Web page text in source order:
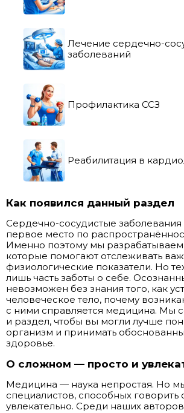
Лечение сердечно-
заболеваний
Профилактика ССЗ
Реабилитация в
Как появился данный раздел
Сердечно-сосудистые
первое место по
Именно поэтому мы
которые помогают отслеживать
физиологические показатели. Но
лишь часть заботы о себе.
невозможен без знания того, как
человеческое тело, почему
с ними справляется медицина. Мы
и раздел, чтобы вы могли лучше
организм и принимать
здоровье.
О сложном — просто и
Медицина — наука непростая. Но
специалистов, способных говорить
увлекательно. Среди наших